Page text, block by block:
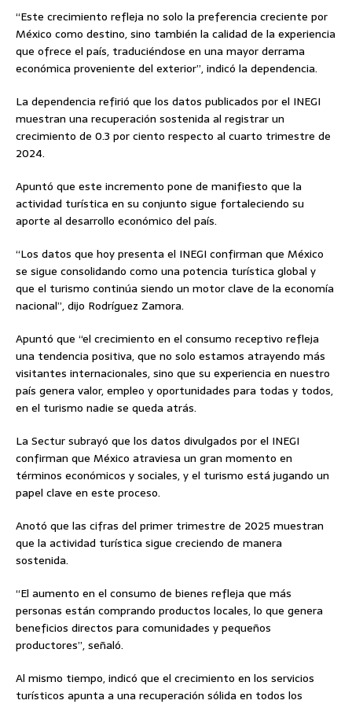
“Este crecimiento refleja no solo la preferencia creciente por
México como destino, sino también la calidad de la experiencia
que ofrece el país, traduciéndose en una mayor derrama
económica proveniente del exterior”, indicó la dependencia.
La dependencia refirió que los datos publicados por el INEGI
muestran una recuperación sostenida al registrar un
crecimiento de 0.3 por ciento respecto al cuarto trimestre de
2024.
Apuntó que este incremento pone de manifiesto que la
actividad turística en su conjunto sigue fortaleciendo su
aporte al desarrollo económico del país.
“Los datos que hoy presenta el INEGI confirman que México
se sigue consolidando como una potencia turística global y
que el turismo continúa siendo un motor clave de la economía
nacional”, dijo Rodríguez Zamora.
Apuntó que “el crecimiento en el consumo receptivo refleja
una tendencia positiva, que no solo estamos atrayendo más
visitantes internacionales, sino que su experiencia en nuestro
país genera valor, empleo y oportunidades para todas y todos,
en el turismo nadie se queda atrás.
La Sectur subrayó que los datos divulgados por el INEGI
confirman que México atraviesa un gran momento en
términos económicos y sociales, y el turismo está jugando un
papel clave en este proceso.
Anotó que las cifras del primer trimestre de 2025 muestran
que la actividad turística sigue creciendo de manera
sostenida.
“El aumento en el consumo de bienes refleja que más
personas están comprando productos locales, lo que genera
beneficios directos para comunidades y pequeños
productores”, señaló.
Al mismo tiempo, indicó que el crecimiento en los servicios
turísticos apunta a una recuperación sólida en todos los